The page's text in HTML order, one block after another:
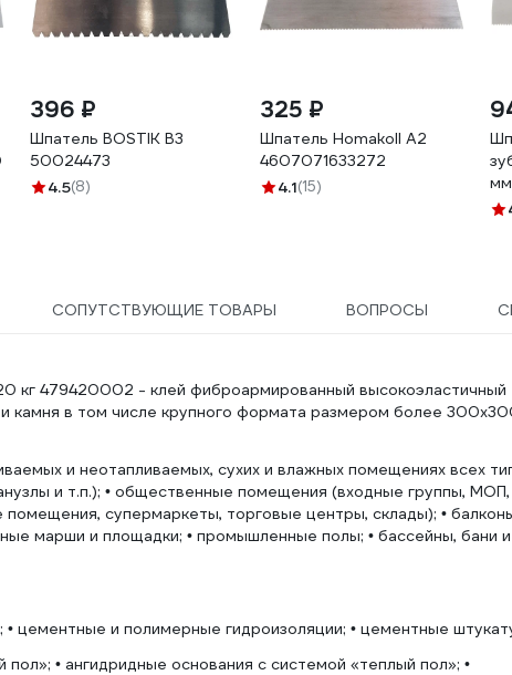
396 ₽
Шпатель BOSTIK В3
50024473
4.5(8)
325 ₽
Шпатель Homakoll А2
4607071633272
4.1(15)
СОПУТСТВУЮЩИЕ ТОВАРЫ ВОПРОСЫ
кг 479420002 - клей фиброармированный высокоэластичный
камня в том числе крупного формата размером более
и неотапливаемых, сухих и влажных помещениях всех
и т.п.); • общественные помещения (входные группы, МОП,
супермаркеты, торговые центры, склады); •
марши и площадки; • промышленные полы; • бассейны, бани и
• цементные и полимерные гидроизоляции; • цементные
• ангидридные основания с системой «теплый пол»; •